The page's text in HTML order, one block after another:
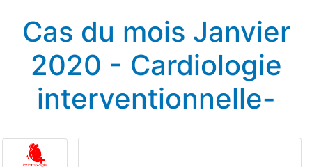
Cas du mois Janvier
2020 - Cardiologie
interventionnelle-